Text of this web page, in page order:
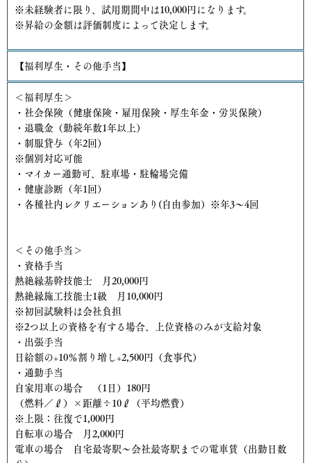
※未経験者に限り、試用期間中は10,000円になります。
※昇給の金額は評価制度によって決定します。
【福利厚生・その他手当】
＜福利厚生＞
・社会保険（健康保険・雇用保険・厚生年金・労災保険）
・退職金（勤続年数1年以上）
・制服貸与（年2回）
※個別対応可能
・マイカー通勤可、駐車場・駐輪場完備
・健康診断（年1回）
・各種社内レクリエーションあり(自由参加）※年3～4回
＜その他手当＞
・資格手当
熱絶縁基幹技能士 月20,000円
熱絶縁施工技能士1級 月10,000円
※初回試験料は会社負担
※2つ以上の資格を有する場合、上位資格のみが支給対象
・出張手当
日給額の+10％割り増し+2,500円（食事代）
・通勤手当
自家用車の場合 （1日）180円
（燃料／ℓ）×距離÷10ℓ（平均燃費）
※上限：往復で1,000円
自転車の場合 月2,000円
電車の場合 自宅最寄駅～会社最寄駅までの電車賃（出勤日数